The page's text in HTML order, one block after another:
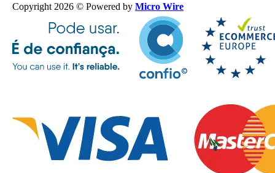
Copyright 2026 © Powered by Micro Wire